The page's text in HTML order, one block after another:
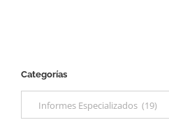
Categorías
Informes Especializados (19)